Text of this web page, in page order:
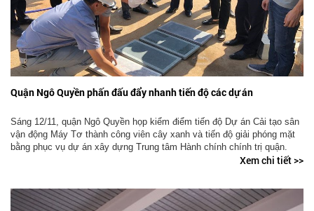
Quận Ngô Quyền phấn đấu đẩy nhanh tiến độ các dự án
Sáng 12/11, quận Ngô Quyền họp kiểm điểm tiến độ Dự án Cải tạo sân
vận động Máy Tơ thành công viên cây xanh và tiến độ giải phóng mặt
bằng phục vụ dự án xây dựng Trung tâm Hành chính chính trị quận.
Xem chi tiết >>